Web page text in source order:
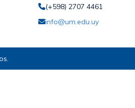
(+598) 2707 4461
info@um.edu.uy